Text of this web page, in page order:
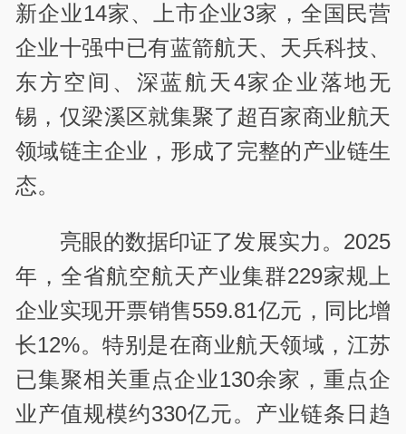
新企业14家、上市企业3家，全国民营
企业十强中已有蓝箭航天、天兵科技、
东方空间、深蓝航天4家企业落地无
锡，仅梁溪区就集聚了超百家商业航天
领域链主企业，形成了完整的产业链生
态。
亮眼的数据印证了发展实力。2025
年，全省航空航天产业集群229家规上
企业实现开票销售559.81亿元，同比增
长12%。特别是在商业航天领域，江苏
已集聚相关重点企业130余家，重点企
业产值规模约330亿元。产业链条日趋